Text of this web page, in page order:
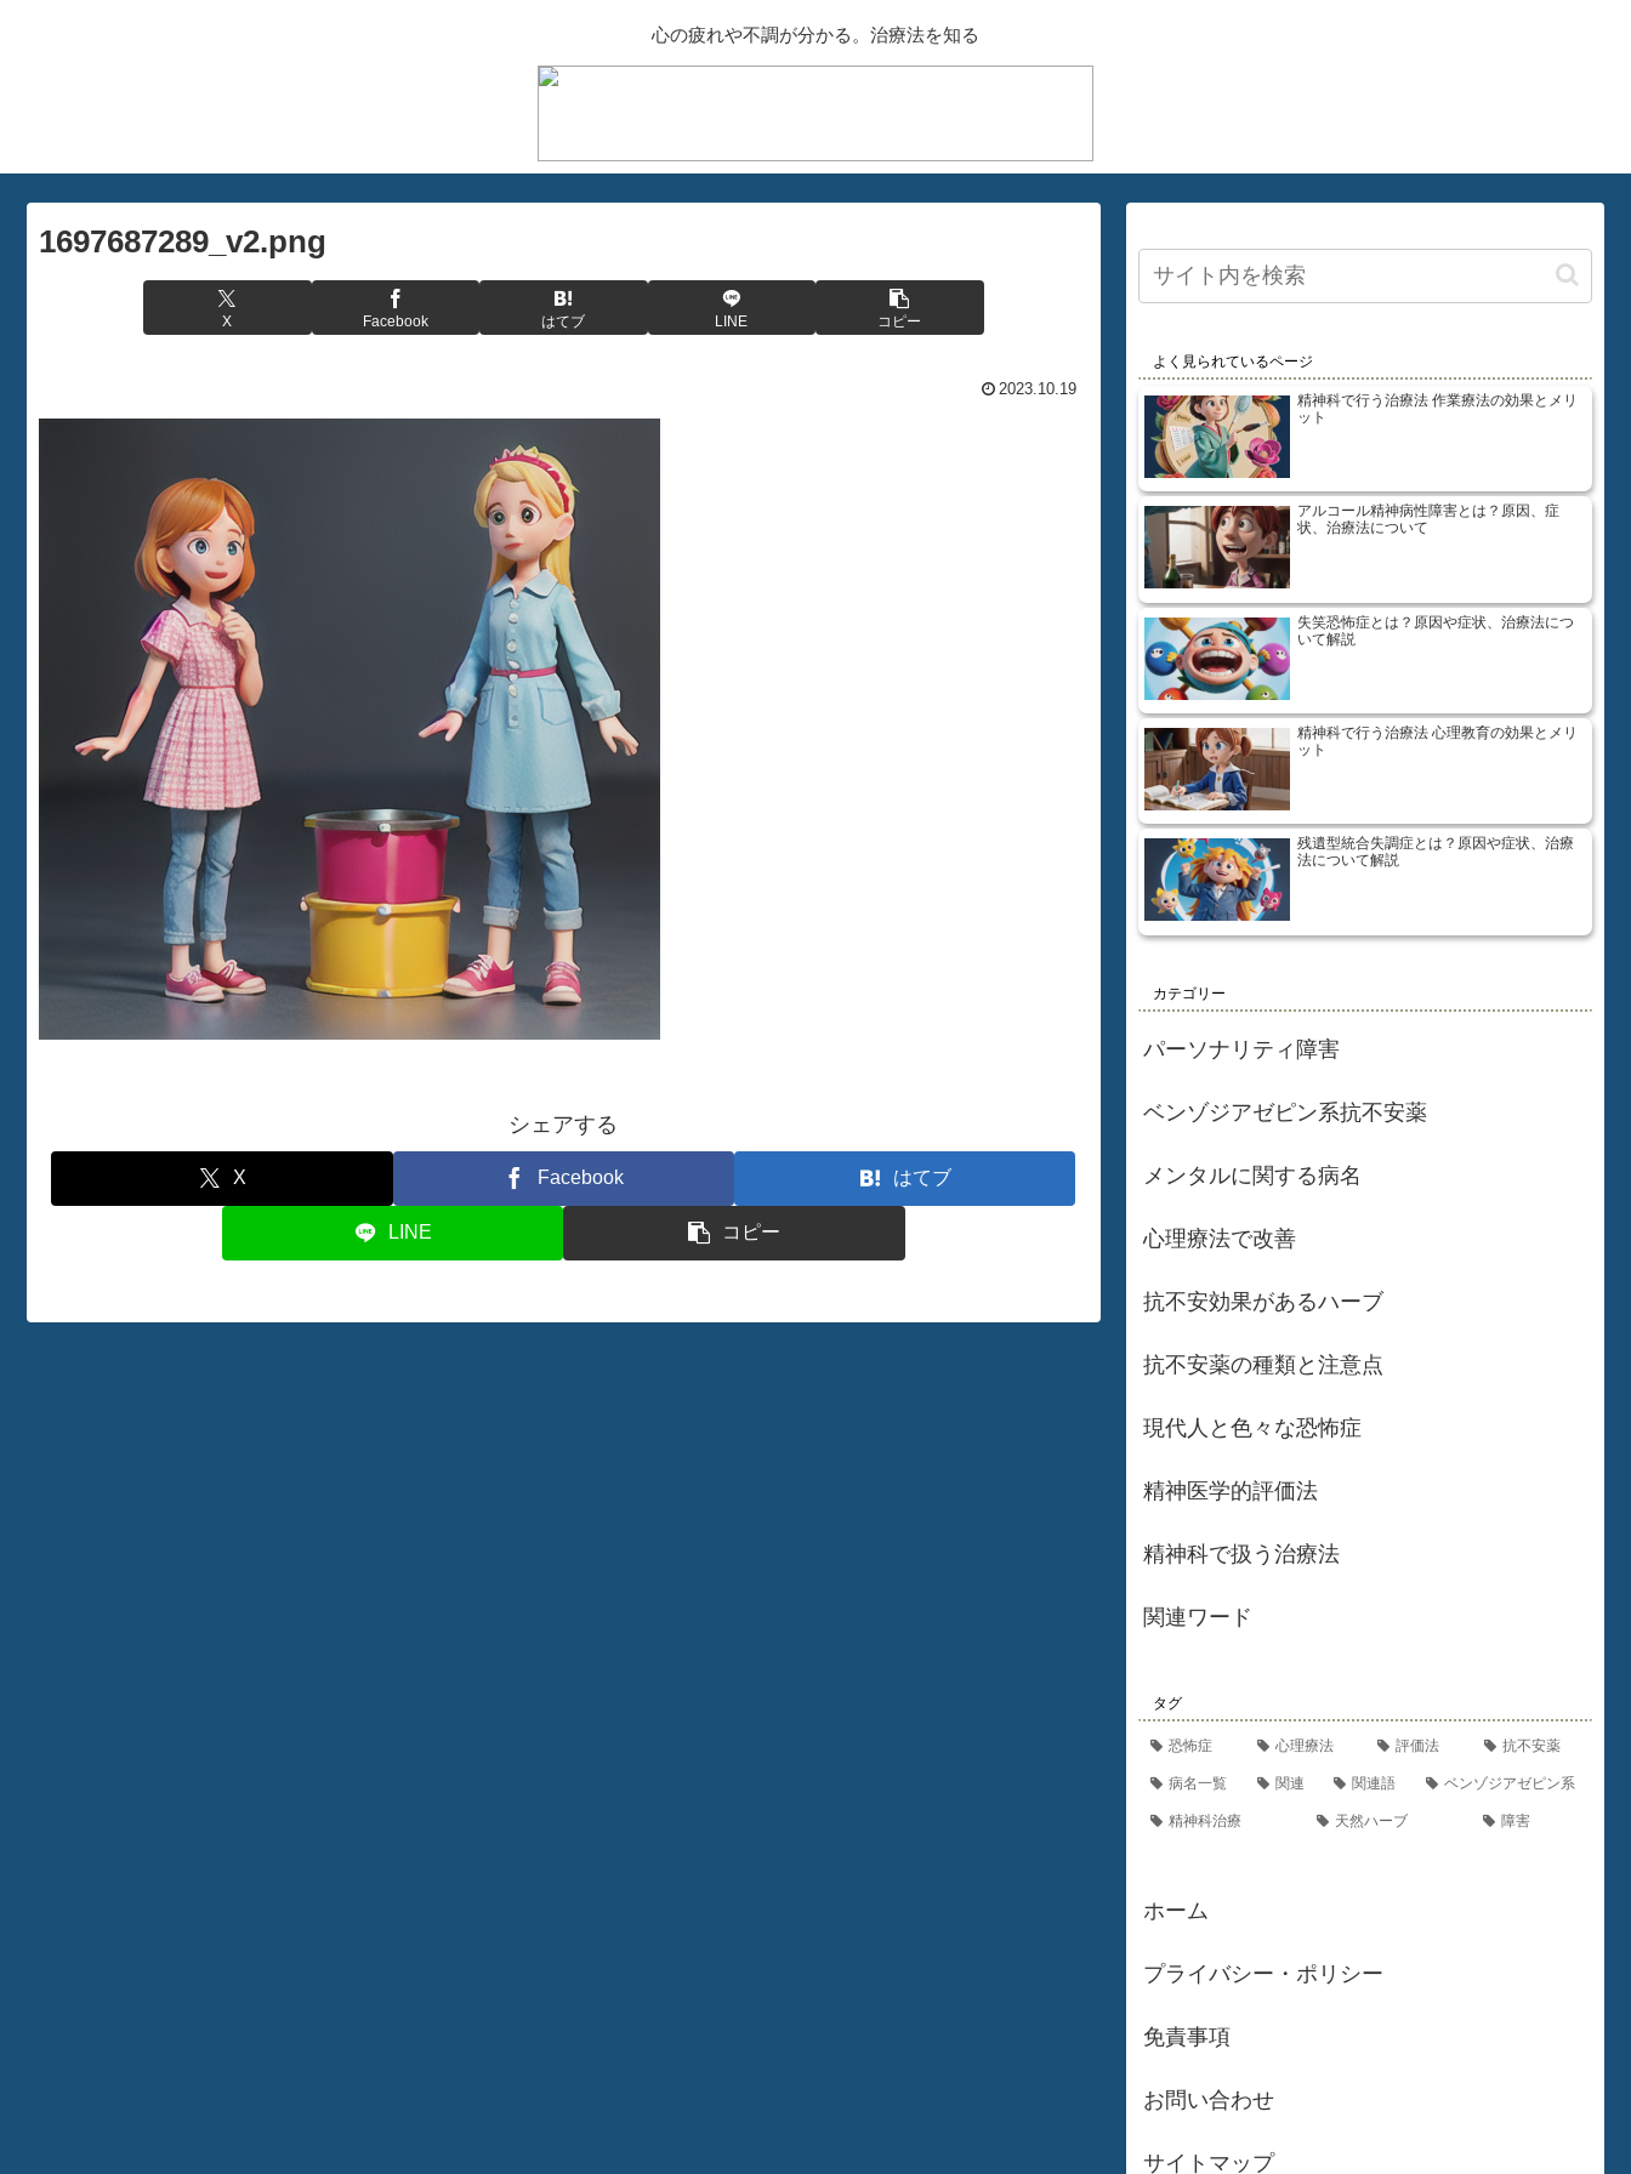
心の疲れや不調が分かる。治療法を知る
1697687289_v2.png
X Facebook はてブ LINE コピー
2023.10.19
シェアする
X Facebook はてブ
LINE コピー
よく見られているページ
精神科で行う治療法 作業療法の効果とメリ
ット
アルコール精神病性障害とは？原因、症
状、治療法について
失笑恐怖症とは？原因や症状、治療法につ
いて解説
精神科で行う治療法 心理教育の効果とメリ
ット
残遺型統合失調症とは？原因や症状、治療
法について解説
カテゴリー
パーソナリティ障害
ベンゾジアゼピン系抗不安薬
メンタルに関する病名
心理療法で改善
抗不安効果があるハーブ
抗不安薬の種類と注意点
現代人と色々な恐怖症
精神医学的評価法
精神科で扱う治療法
関連ワード
タグ
恐怖症 心理療法 評価法 抗不安薬
病名一覧 関連 関連語 ベンゾジアゼピン系
精神科治療 天然ハーブ 障害
ホーム
プライバシー・ポリシー
免責事項
お問い合わせ
サイトマップ